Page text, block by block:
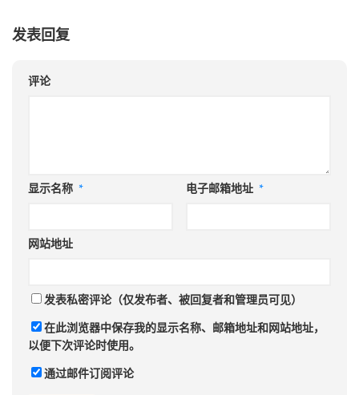
发表回复
评论
显示名称 * 电子邮箱地址 *
网站地址
发表私密评论（仅发布者、被回复者和管理员可见）
在此浏览器中保存我的显示名称、邮箱地址和网站地址，
以便下次评论时使用。
通过邮件订阅评论